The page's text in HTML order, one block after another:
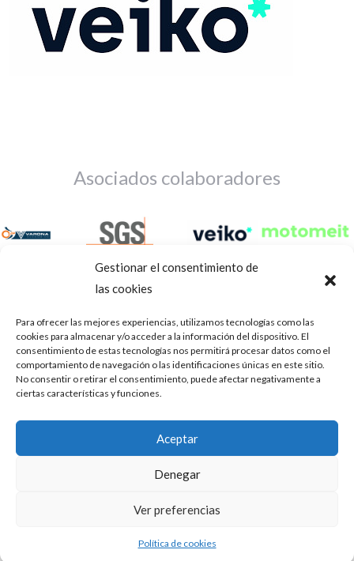
Gestionar el consentimiento de
las cookies
Para ofrecer las mejores experiencias, utilizamos tecnologías como las
cookies para almacenar y/o acceder a la información del dispositivo. El
consentimiento de estas tecnologías nos permitirá procesar datos como el
comportamiento de navegación o las identificaciones únicas en este sitio.
No consentir o retirar el consentimiento, puede afectar negativamente a
ciertas características y funciones.
Aceptar
Denegar
Ver preferencias
Política de cookies
Asociados colaboradores
Aviso Legal Política de privacidad Portal de transparencia
ASOCIACIÓN DE TALLERES DE REPARACIÓN DE
AUTOMÓVILES • CIF: G14023832
Mediación, Arbitraje y Conciliación, de la Consejería de Empleo
Puedes aprender más sobre qué cookies utilizamos o